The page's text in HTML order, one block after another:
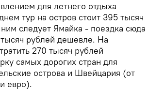
для летнего отдыха
тур на остров стоит 395 тысяч
следует Ямайка - поездка сюда
рублей дешевле. На
270 тысяч рублей
самых дорогих стран для
острова и Швейцария (от
евро).